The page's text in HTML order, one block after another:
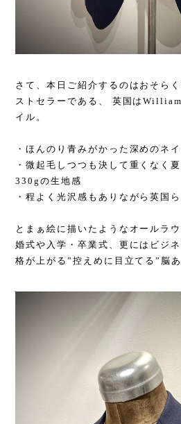
さて、本日ご紹介するのはおそら
ストセラーである、 英国は
イル。
・ほんのり青みがかった深めのネ
・微起毛しつつも決して重くなく
330gの生地感
・程よく光沢感もありながら英国
とまぁ絵に描いたようなオールラ
婚式や入学・卒業式、更にはビジ
格が上がる”控えめに目立てる”脳